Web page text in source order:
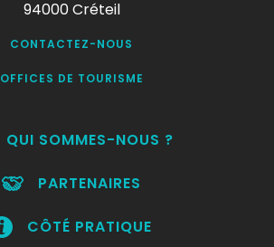
94000 Créteil
CONTACTEZ-NOUS
OFFICES DE TOURISME
QUI SOMMES-NOUS ?
PARTENAIRES
CÔTÉ PRATIQUE